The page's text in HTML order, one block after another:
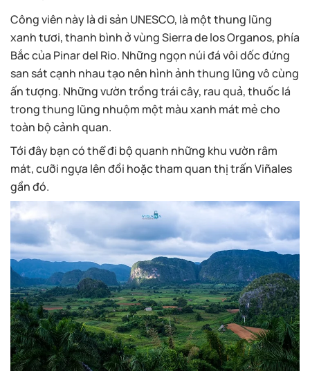
Công viên này là di sản UNESCO, là một thung lũng
xanh tươi, thanh bình ở vùng Sierra de los Organos, phía
Bắc của Pinar del Rio. Những ngọn núi đá vôi dốc đứng
san sát cạnh nhau tạo nên hình ảnh thung lũng vô cùng
ấn tượng. Những vườn trồng trái cây, rau quả, thuốc lá
trong thung lũng nhuộm một màu xanh mát mẻ cho
toàn bộ cảnh quan.
Tới đây bạn có thể đi bộ quanh những khu vườn râm
mát, cưỡi ngựa lên đồi hoặc tham quan thị trấn Viñales
gần đó.